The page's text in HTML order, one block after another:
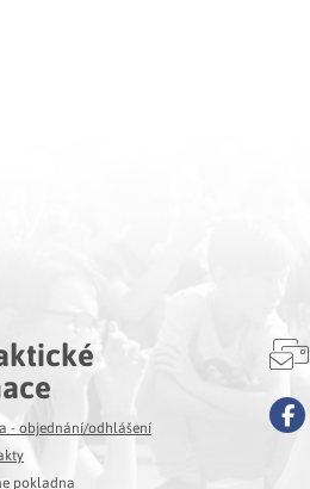
- objednání/odhlášení
pokladna